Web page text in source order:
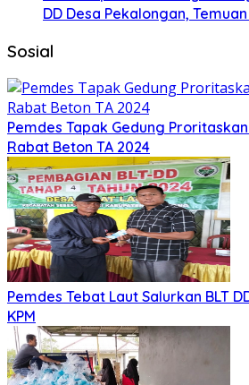
DD Desa Pekalongan,
Sosial
Pemdes Tapak Gedung
Rabat Beton TA 2024
Pemdes Tebat Laut Salurkan BLT
KPM